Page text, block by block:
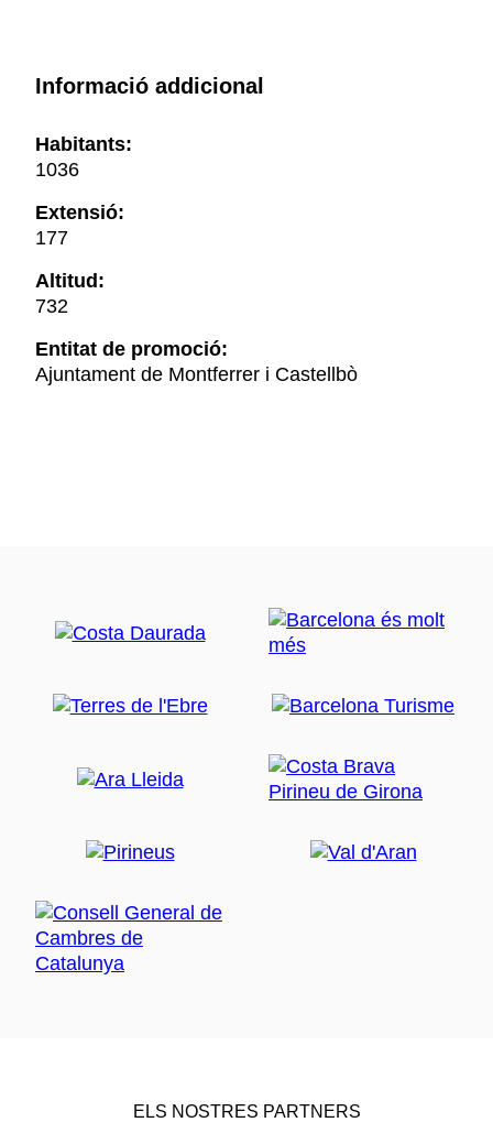
Informació addicional
Habitants:
1036
Extensió:
177
Altitud:
732
Entitat de promoció:
Ajuntament de Montferrer i Castellbò
ELS NOSTRES PARTNERS